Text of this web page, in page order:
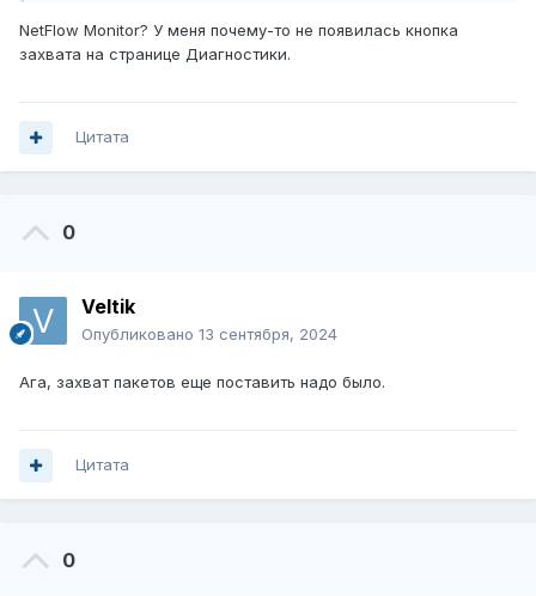
NetFlow Monitor? У меня почему-то не появилась кнопка
захвата на странице Диагностики.
Цитата
0
Veltik
Опубликовано 13 сентября, 2024
Ага, захват пакетов еще поставить надо было.
Цитата
0